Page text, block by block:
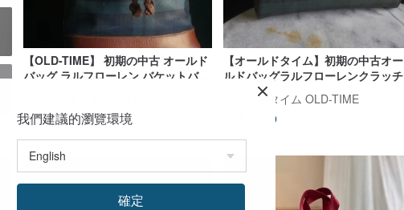
【OLD-TIME】 初期の中古 オールド
バッグ ラルフローレン バケットバッ
US$ 222.18
【オールドタイム】初期の中古オー
ルドバッグラルフローレンクラッチ
オールドタイム OLD-TIME
US$ 75.19
我們建議的瀏覽環境
確定